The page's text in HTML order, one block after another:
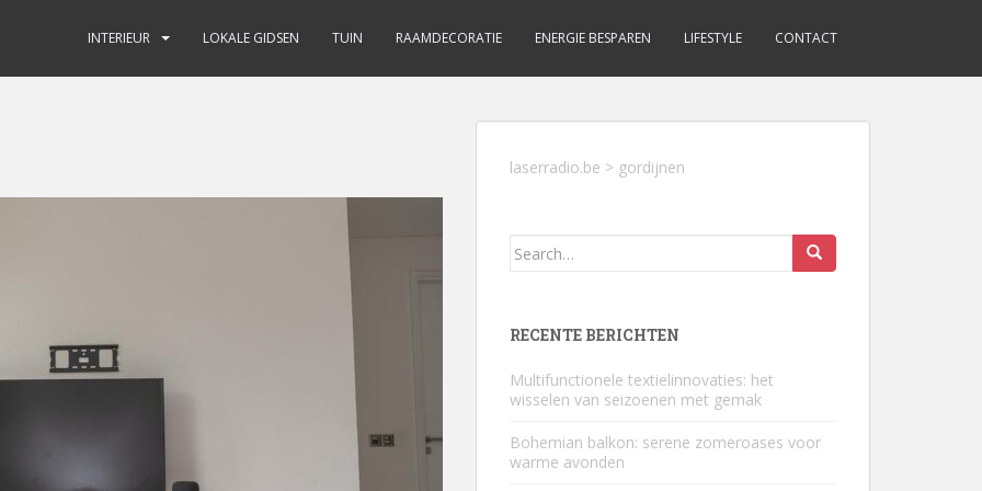
INTERIEUR LOKALE GIDSEN TUIN RAAMDECORATIE ENERGIE BESPAREN LIFESTYLE CONTACT
laserradio.be > gordijnen
Search
RECENTE BERICHTEN
Multifunctionele textielinnovaties: het
wisselen van seizoenen met gemak
Bohemian balkon: serene zomeroases voor
warme avonden